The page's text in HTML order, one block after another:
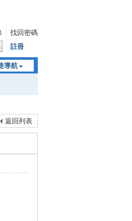
找回密碼
註冊
導航
返回列表